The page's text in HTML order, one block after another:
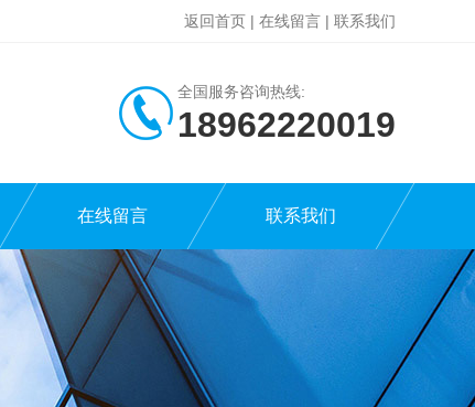
返回首页 | 在线留言 | 联系我们
全国服务咨询热线:
18962220019
在线留言 联系我们